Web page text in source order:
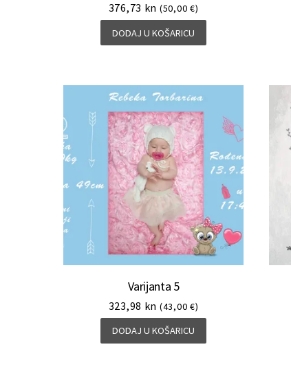
376,73 kn (50,00 €)
DODAJ U KOŠARICU
Varijanta 5
323,98 kn (43,00 €)
DODAJ U KOŠARICU